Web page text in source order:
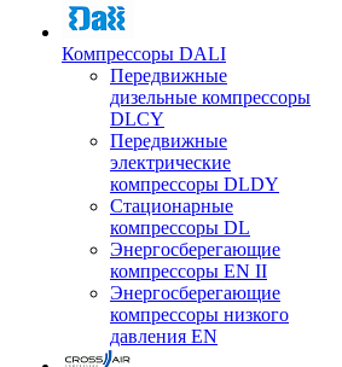
Компрессоры DALI
Передвижные
дизельные компрессоры
DLCY
Передвижные
электрические
компрессоры DLDY
Стационарные
компрессоры DL
Энергосберегающие
компрессоры EN II
Энергосберегающие
компрессоры низкого
давления EN